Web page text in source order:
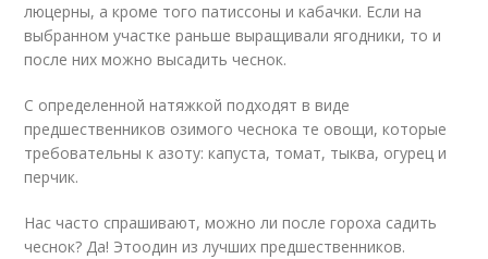
люцерны, а кроме того патиссоны и кабачки. Если на
выбранном участке раньше выращивали ягодники, то и
после них можно высадить чеснок.
С определенной натяжкой подходят в виде
предшественников озимого чеснока те овощи, которые
требовательны к азоту: капуста, томат, тыква, огурец и
перчик.
Нас часто спрашивают, можно ли после гороха садить
чеснок? Да! Этоодин из лучших предшественников.